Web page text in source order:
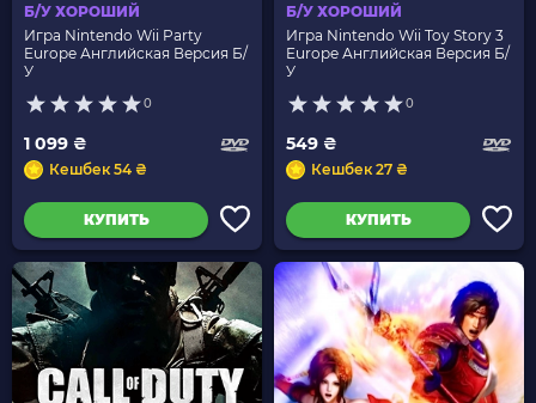
Б/У ХОРОШИЙ
Игра Nintendo Wii Party
Europe Английская Версия Б/
У
0
1 099 ₴
Кешбек 54 ₴
КУПИТЬ
Б/У ХОРОШИЙ
Игра Nintendo Wii Toy Story 3
Europe Английская Версия Б/
У
0
549 ₴
Кешбек 27 ₴
КУПИТЬ